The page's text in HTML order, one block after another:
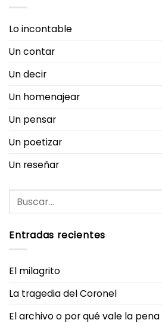
Lo incontable
Un contar
Un decir
Un homenajear
Un pensar
Un poetizar
Un reseñar
Entradas recientes
El milagrito
La tragedia del Coronel
El archivo o por qué vale la